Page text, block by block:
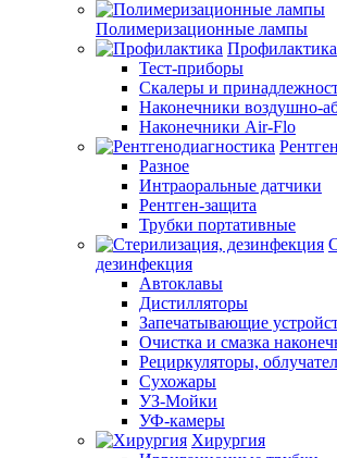
Полимеризационные лампы
Профилактика
Тест-приборы
Скалеры и
Наконечники воздушно-
Наконечники Air-Flo
Разное
Интраоральные датчики
Рентген-защита
Трубки портативные
дезинфекция
Автоклавы
Дистилляторы
Запечатывающие
Очистка и смазка
Рециркуляторы,
Сухожары
УЗ-Мойки
УФ-камеры
Хирургия